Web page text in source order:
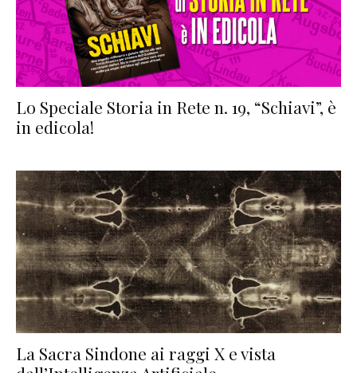
Lo Speciale Storia in Rete n. 19, “Schiavi”, è
in edicola!
La Sacra Sindone ai raggi X e vista